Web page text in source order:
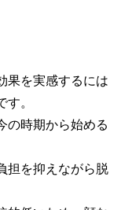
果を実感するには
。
の時期から始める
担を抑えながら脱